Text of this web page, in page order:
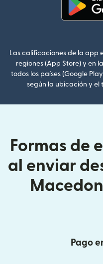
Las calificaciones de la app
regiones (App Store) y en
todos los países (Google
según la ubicación y el
Formas de
al enviar
Pago